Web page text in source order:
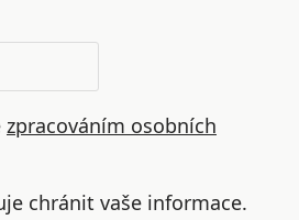
zpracováním osobních
chránit vaše informace.